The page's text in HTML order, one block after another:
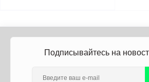
Подписывайтесь на